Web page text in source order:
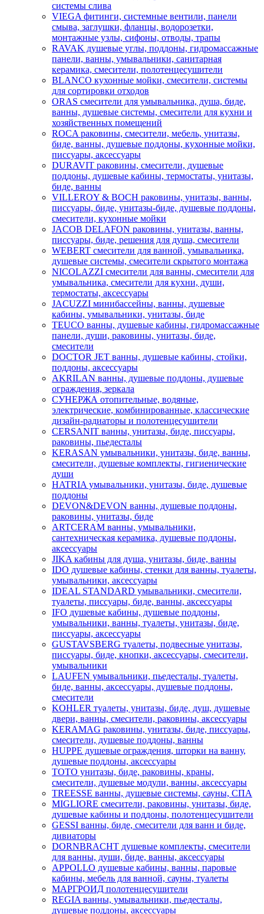
системы слива
VIEGA фитинги, системные вентили, панели
смыва, заглушки, фланцы, водорозетки,
монтажные узлы, сифоны, отводы, трапы
RAVAK душевые углы, поддоны, гидромассажные
панели, ванны, умывальники, санитарная
керамика, смесители, полотенцесушители
BLANCO кухонные мойки, смесители, системы
для сортировки отходов
ORAS смесители для умывальника, душа, биде,
ванны, душевые системы, смесители для кухни и
хозяйственных помещений
ROCA раковины, смесители, мебель, унитазы,
биде, ванны, душевые поддоны, кухонные мойки,
писсуары, аксессуары
DURAVIT раковины, смесители, душевые
поддоны, душевые кабины, термостаты, унитазы,
биде, ванны
VILLEROY & BOCH раковины, унитазы, ванны,
писсуары, биде, унитазы-биде, душевые поддоны,
смесители, кухонные мойки
JACOB DELAFON раковины, унитазы, ванны,
писсуары, биде, решения для душа, смесители
WEBERT смесители для ванной, умывальника,
душевые системы, смесители скрытого монтажа
NICOLAZZI смесители для ванны, смесители для
умывальника, смесители для кухни, души,
термостаты, аксессуары
JACUZZI минибассейны, ванны, душевые
кабины, умывальники, унитазы, биде
TEUCO ванны, душевые кабины, гидромассажные
панели, души, раковины, унитазы, биде,
смесители
DOCTOR JET ванны, душевые кабины, стойки,
поддоны, аксессуары
AKRILAN ванны, душевые поддоны, душевые
ограждения, зеркала
СУНЕРЖА отопительные, водяные,
электрические, комбинированные, классические
дизайн-радиаторы и полотенцесушители
CERSANIT ванны, унитазы, биде, писсуары,
раковины, пьедесталы
KERASAN умывальники, унитазы, биде, ванны,
смесители, душевые комплекты, гигиенические
души
HATRIA умывальники, унитазы, биде, душевые
поддоны
DEVON&DEVON ванны, душевые поддоны,
раковины, унитазы, биде
ARTCERAM ванны, умывальники,
сантехническая керамика, душевые поддоны,
аксессуары
JIKA кабины для душа, унитазы, биде, ванны
IDO душевые кабины, стенки для ванны, туалеты,
умывальники, аксессуары
IDEAL STANDARD умывальники, смесители,
туалеты, писсуары, биде, ванны, аксессуары
IFO душевые кабины, душевые поддоны,
умывальники, ванны, туалеты, унитазы, биде,
писсуары, аксессуары
GUSTAVSBERG туалеты, подвесные унитазы,
писсуары, биде, кнопки, аксессуары, смесители,
умывальники
LAUFEN умывальники, пьедесталы, туалеты,
биде, ванны, аксессуары, душевые поддоны,
смесители
KOHLER туалеты, унитазы, биде, душ, душевые
двери, ванны, смесители, раковины, аксессуары
KERAMAG раковины, унитазы, биде, писсуары,
смесители, душевые поддоны, ванны
HUPPE душевые ограждения, шторки на ванну,
душевые поддоны, аксессуары
TOTO унитазы, биде, раковины, краны,
смесители, душевые модули, ванны, аксессуары
TREESSE ванны, душевые системы, сауны, СПА
MIGLIORE смесители, раковины, унитазы, биде,
душевые кабины и поддоны, полотенцесушители
GESSI ванны, биде, смесители для ванн и биде,
дивиаторы
DORNBRACHT душевые комплекты, смесители
для ванны, души, биде, ванны, аксессуары
APPOLLO душевые кабины, ванны, паровые
кабины, мебель для ванной, сауны, туалеты
МАРГРОИД полотенцесушители
REGIA ванны, умывальники, пьедесталы,
душевые поддоны, аксессуары